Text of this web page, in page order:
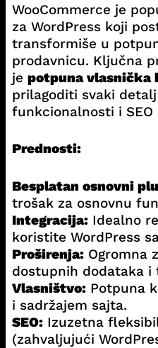
WooCommerce je
za WordPress koji
transformiše u
prodavnicu. Ključna
je potpuna vlasnička
prilagoditi svaki
funkcionalnosti i SEO
Prednosti:
Besplatan osnovni
trošak za osnovnu
Integracija:Idealno
koristite WordPress
Proširenja:Ogromna
dostupnih dodataka i
Vlasništvo:Potpuna
i sadržajem sajta.
SEO:Izuzetna
(zahvaljujući